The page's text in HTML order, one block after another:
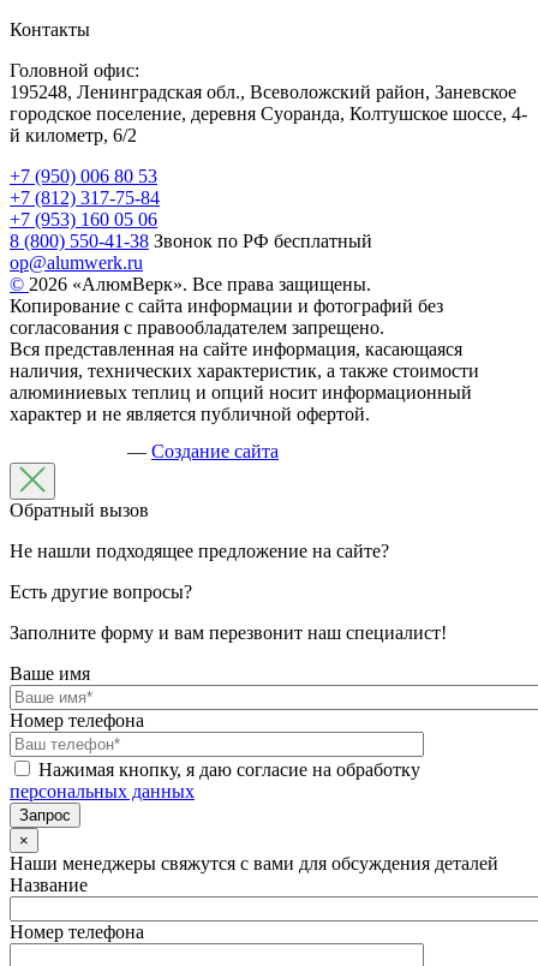
Контакты
Головной офис:
195248, Ленинградская обл., Всеволожский район, Заневское
городское поселение, деревня Суоранда, Колтушское шоссе, 4-
й километр, 6/2
+7 (950) 006 80 53
+7 (812) 317-75-84
+7 (953) 160 05 06
8 (800) 550-41-38 Звонок по РФ бесплатный
op@alumwerk.ru
© 2026 «АлюмВерк». Все права защищены.
Копирование с сайта информации и фотографий без
согласования с правообладателем запрещено.
Вся представленная на сайте информация, касающаяся
наличия, технических характеристик, а также стоимости
алюминиевых теплиц и опций носит информационный
характер и не является публичной офертой.
— Создание сайта
Обратный вызов
Не нашли подходящее предложение на сайте?
Есть другие вопросы?
Заполните форму и вам перезвонит наш специалист!
Ваше имя
Номер телефона
Нажимая кнопку, я даю согласие на обработку
персональных данных
×
Наши менеджеры свяжутся с вами для обсуждения деталей
Название
Номер телефона